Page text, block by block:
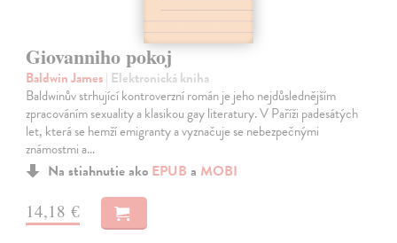
Giovanniho pokoj
Baldwin James| Elektronická kniha
Baldwinův strhující kontroverzní román je jeho nejdůslednějším
zpracováním sexuality a klasikou gay literatury. V Paříži padesátých
let, která se hemží emigranty a vyznačuje se nebezpečnými
známostmi a…
Na stiahnutie ako EPUB a MOBI
14,18 €